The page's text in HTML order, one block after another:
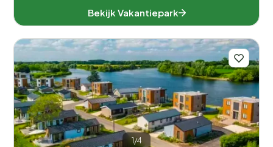
Bekijk Vakantiepark
1/4